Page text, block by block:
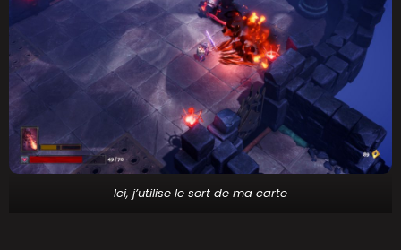
Ici, j’utilise le sort de ma carte